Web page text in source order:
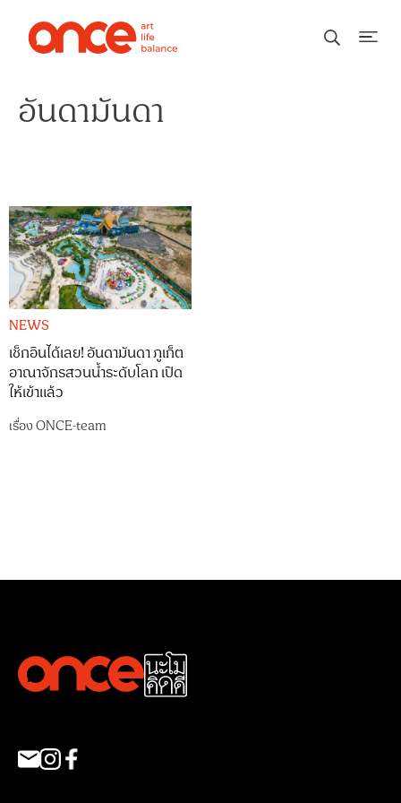
อันดามันดา
NEWS
เช็กอินได้เลย! อันดามันดา ภูเก็ต
อาณาจักรสวนน้ำระดับโลก เปิด
ให้เข้าแล้ว
เรื่องONCE-team